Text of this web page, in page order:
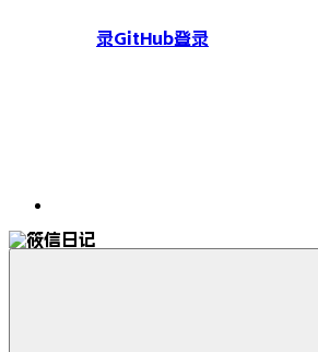
录GitHub登录